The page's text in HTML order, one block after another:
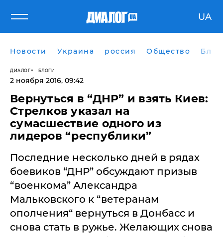
UA
Новости Украина россия Общество
ДИАЛОГ БЛОГИ
2 ноября 2016, 09:42
Вернуться в “ДНР” и взять Киев:
Стрелков указал на
сумасшествие одного из
лидеров “республики”
Последние несколько дней в рядах
боевиков “ДНР” обсуждают призыв
“военкома” Александра
Мальковского к “ветеранам
ополчения“ вернуться в Донбасс и
снова стать в ружье. Желающих снова